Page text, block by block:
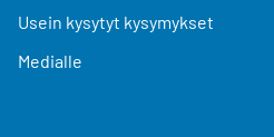
Usein kysytyt kysymykset
Medialle